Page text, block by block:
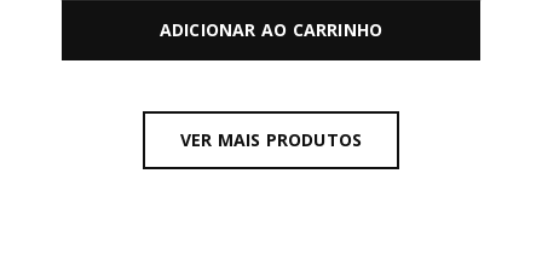
ADICIONAR AO CARRINHO
VER MAIS PRODUTOS